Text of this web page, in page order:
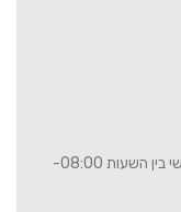
שעות הפעילות של בית המרקחת : בימי ראשון עד חמישי בין השעות 08:00-